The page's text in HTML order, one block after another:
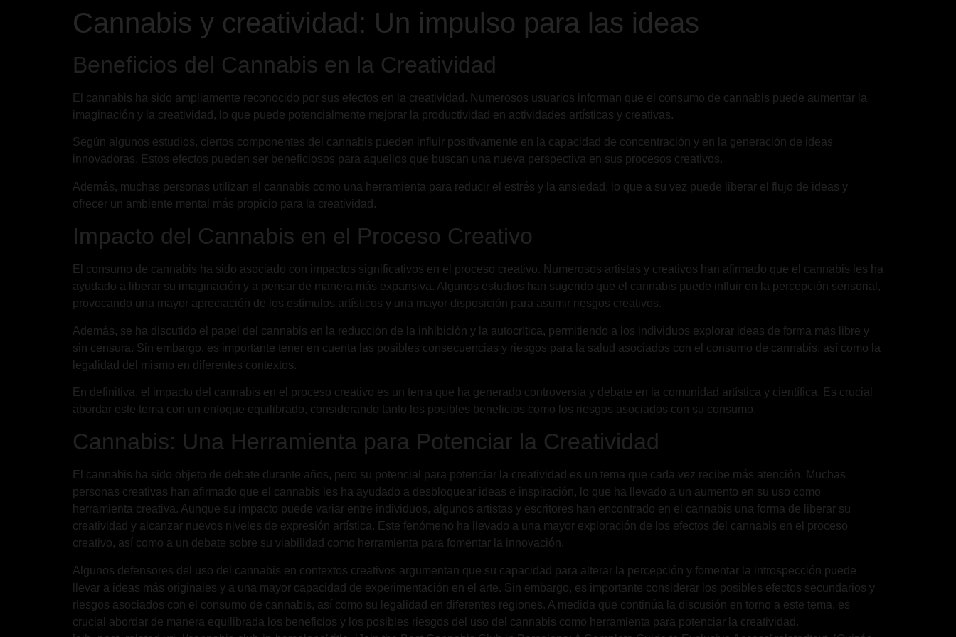
Cannabis y creatividad: Un impulso para las ideas
Beneficios del Cannabis en la Creatividad
El cannabis ha sido ampliamente reconocido por sus efectos en la creatividad. Numerosos usuarios informan que el consumo de cannabis puede aumentar la
imaginación y la creatividad, lo que puede potencialmente mejorar la productividad en actividades artísticas y creativas.
Según algunos estudios, ciertos componentes del cannabis pueden influir positivamente en la capacidad de concentración y en la generación de ideas
innovadoras. Estos efectos pueden ser beneficiosos para aquellos que buscan una nueva perspectiva en sus procesos creativos.
Además, muchas personas utilizan el cannabis como una herramienta para reducir el estrés y la ansiedad, lo que a su vez puede liberar el flujo de ideas y
ofrecer un ambiente mental más propicio para la creatividad.
Impacto del Cannabis en el Proceso Creativo
El consumo de cannabis ha sido asociado con impactos significativos en el proceso creativo. Numerosos artistas y creativos han afirmado que el cannabis les ha
ayudado a liberar su imaginación y a pensar de manera más expansiva. Algunos estudios han sugerido que el cannabis puede influir en la percepción sensorial,
provocando una mayor apreciación de los estímulos artísticos y una mayor disposición para asumir riesgos creativos.
Además, se ha discutido el papel del cannabis en la reducción de la inhibición y la autocrítica, permitiendo a los individuos explorar ideas de forma más libre y
sin censura. Sin embargo, es importante tener en cuenta las posibles consecuencias y riesgos para la salud asociados con el consumo de cannabis, así como la
legalidad del mismo en diferentes contextos.
En definitiva, el impacto del cannabis en el proceso creativo es un tema que ha generado controversia y debate en la comunidad artística y científica. Es crucial
abordar este tema con un enfoque equilibrado, considerando tanto los posibles beneficios como los riesgos asociados con su consumo.
Cannabis: Una Herramienta para Potenciar la Creatividad
El cannabis ha sido objeto de debate durante años, pero su potencial para potenciar la creatividad es un tema que cada vez recibe más atención. Muchas
personas creativas han afirmado que el cannabis les ha ayudado a desbloquear ideas e inspiración, lo que ha llevado a un aumento en su uso como
herramienta creativa. Aunque su impacto puede variar entre individuos, algunos artistas y escritores han encontrado en el cannabis una forma de liberar su
creatividad y alcanzar nuevos niveles de expresión artística. Este fenómeno ha llevado a una mayor exploración de los efectos del cannabis en el proceso
creativo, así como a un debate sobre su viabilidad como herramienta para fomentar la innovación.
Algunos defensores del uso del cannabis en contextos creativos argumentan que su capacidad para alterar la percepción y fomentar la introspección puede
llevar a ideas más originales y a una mayor capacidad de experimentación en el arte. Sin embargo, es importante considerar los posibles efectos secundarios y
riesgos asociados con el consumo de cannabis, así como su legalidad en diferentes regiones. A medida que continúa la discusión en torno a este tema, es
crucial abordar de manera equilibrada los beneficios y los posibles riesgos del uso del cannabis como herramienta para potenciar la creatividad.